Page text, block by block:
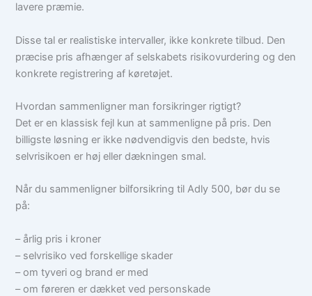
lavere præmie.
Disse tal er realistiske intervaller, ikke konkrete tilbud. Den
præcise pris afhænger af selskabets risikovurdering og den
konkrete registrering af køretøjet.
Hvordan sammenligner man forsikringer rigtigt?
Det er en klassisk fejl kun at sammenligne på pris. Den
billigste løsning er ikke nødvendigvis den bedste, hvis
selvrisikoen er høj eller dækningen smal.
Når du sammenligner bilforsikring til Adly 500, bør du se
på:
– årlig pris i kroner
– selvrisiko ved forskellige skader
– om tyveri og brand er med
– om føreren er dækket ved personskade